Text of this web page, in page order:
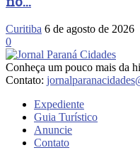
Curitiba 6 de agosto de 2026
0
Conheça um pouco mais da
Contato:
Expediente
Guia Turístico
Anuncie
Contato